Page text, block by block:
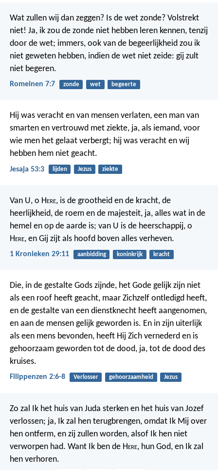
Wat zullen wij dan zeggen? Is de wet zonde? Volstrekt
niet! Ja, ik zou de zonde niet hebben leren kennen, tenzij
door de wet; immers, ook van de begeerlijkheid zou ik
niet geweten hebben, indien de wet niet zeide: gij zult
niet begeren.
Romeinen 7:7 zonde wet begeerte
Hij was veracht en van mensen verlaten, een man van
smarten en vertrouwd met ziekte, ja, als iemand, voor
wie men het gelaat verbergt; hij was veracht en wij
hebben hem niet geacht.
Jesaja 53:3 lijden Jezus ziekte
Van U, o Here, is de grootheid en de kracht, de
heerlijkheid, de roem en de majesteit, ja, alles wat in de
hemel en op de aarde is; van U is de heerschappij, o
Here, en Gij zijt als hoofd boven alles verheven.
1 Kronieken 29:11 aanbidding koninkrijk kracht
Die, in de gestalte Gods zijnde, het Gode gelijk zijn niet
als een roof heeft geacht, maar Zichzelf ontledigd heeft,
en de gestalte van een dienstknecht heeft aangenomen,
en aan de mensen gelijk geworden is. En in zijn uiterlijk
als een mens bevonden, heeft Hij Zich vernederd en is
gehoorzaam geworden tot de dood, ja, tot de dood des
kruises.
Filippenzen 2:6-8 Verlosser gehoorzaamheid Jezus
Zo zal Ik het huis van Juda sterken en het huis van Jozef
verlossen; ja, Ik zal hen terugbrengen, omdat Ik Mij over
hen ontferm, en zij zullen worden, alsof Ik hen niet
verworpen had. Want Ik ben de Here, hun God, en Ik zal
hen verhoren.